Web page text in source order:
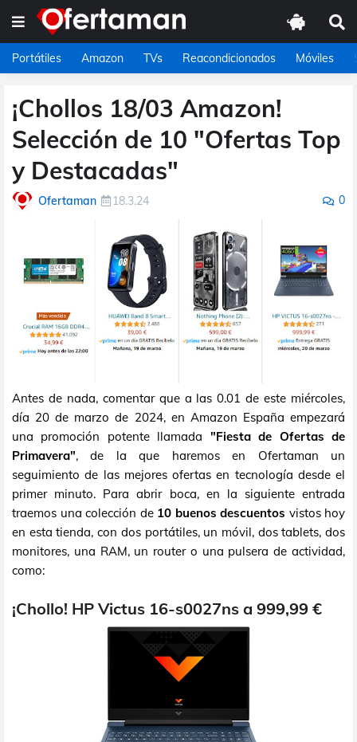
Portátiles Amazon TVs Reacondicionados Móviles
¡Chollos 18/03 Amazon!
Selección de 10 "Ofertas Top
y Destacadas"
Ofertaman 18.3.24 0
Antes de nada, comentar que a las 0.01 de este miércoles,
día 20 de marzo de 2024, en Amazon España empezará
una promoción potente llamada "Fiesta de Ofertas de
Primavera", de la que haremos en Ofertaman un
seguimiento de las mejores ofertas en tecnología desde el
primer minuto. Para abrir boca, en la siguiente entrada
traemos una colección de 10 buenos descuentos vistos hoy
en esta tienda, con dos portátiles, un móvil, dos tablets, dos
monitores, una RAM, un router o una pulsera de actividad,
como:
¡Chollo! HP Victus 16-s0027ns a 999,99 €